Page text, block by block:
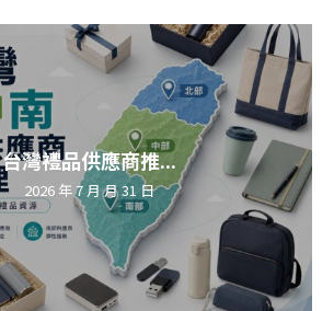
台灣禮品供應商推...
2026 年 7 月 月 31 日